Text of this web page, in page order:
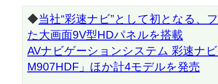
◆当社“彩速ナビ”として初となる、
た大画面9V型HDパネルを搭載
AVナビゲーションシステム 彩速ナ
M907HDF」ほか計4モデルを発売